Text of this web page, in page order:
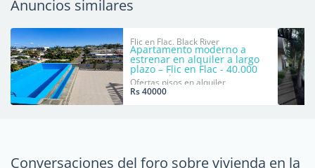
Anuncios similares
Flic en Flac, Black River
Apartamento moderno a
estrenar en alquiler a largo
plazo – Flic en Flac - 40.000
rupias al mes.
Ofertas pisos en alquiler
Rs 40000
Conversaciones del foro sobre vivienda en la